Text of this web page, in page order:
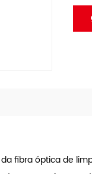
fibra óptica de